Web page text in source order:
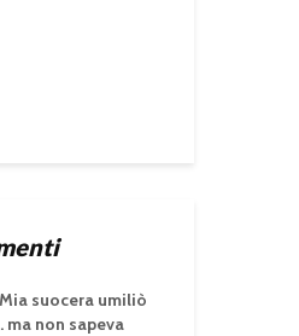
Mia suocera umiliò
non sapeva